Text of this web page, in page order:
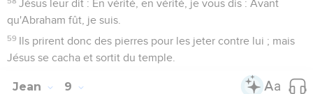
Jésus leur dit : En vérité, en vérité, je vous dis : Avant
qu'Abraham fût, je suis.
59 Ils prirent donc des pierres pour les jeter contre lui ; mais
Jésus se cacha et sortit du temple.
Jean 9